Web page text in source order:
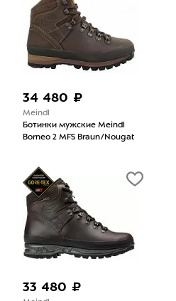
34 480 ₽
Meindl
Ботинки мужские Meindl
Borneo 2 MFS Braun/Nougat
33 480 ₽